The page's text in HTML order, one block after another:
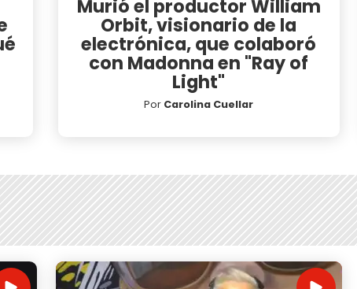
Murió el productor William
Orbit, visionario de la
electrónica, que colaboró
con Madonna en "Ray of
Light"
Por Carolina Cuellar